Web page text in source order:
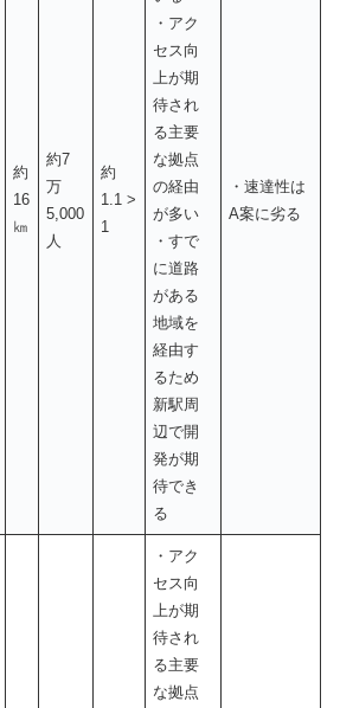
約
16
㎞
約7
万
5,000
人
約
1.1 >
1
・アク
セス向
上が期
待され
る主要
な拠点
の経由
が多い
・すで
に道路
がある
地域を
経由す
るため
新駅周
辺で開
発が期
待でき
る
・速達性は
A案に劣る
・アク
セス向
上が期
待され
る主要
な拠点